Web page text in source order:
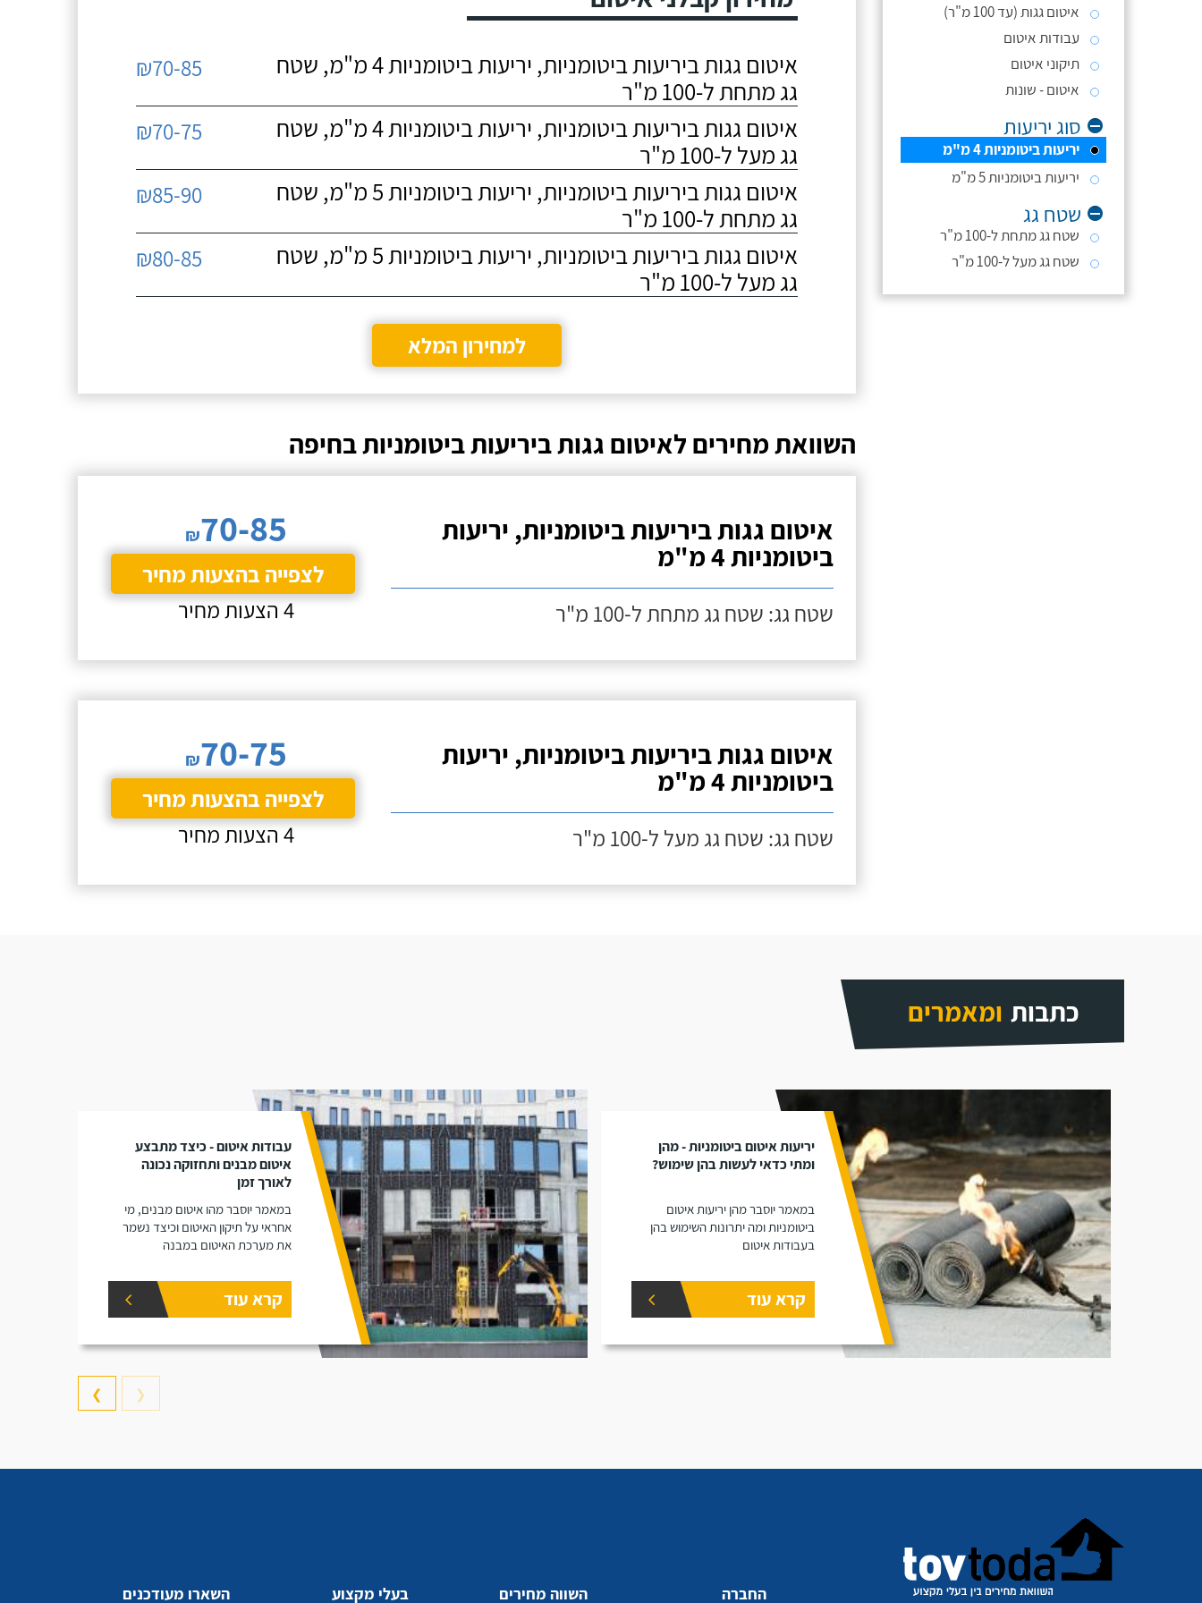
איטום גגות (עד 100 מ"ר)
עבודות איטום
תיקוני איטום
איטום - שונות
סוג יריעות
יריעות ביטומניות 4 מ"מ
יריעות ביטומניות 5 מ"מ
שטח גג
שטח גג מתחת ל-100 מ"ר
שטח גג מעל ל-100 מ"ר
חיפשנו בעל מקצוע
לאחר סקר שוק
שעשינו, החלטנו
לעבוד עם "חלבי רביע
עבודות האיטום אך
האיכות של העבודות
בבן אדם שאפשר
לסמוך עליו.
איטום גגות ביריעות ביטומניות, יריעות ביטומניות 4 מ"מ, שטח
גג מתחת ל-100 מ"ר
₪70-85
איטום גגות ביריעות ביטומניות, יריעות ביטומניות 4 מ"מ, שטח
גג מעל ל-100 מ"ר
₪70-75
איטום גגות ביריעות ביטומניות, יריעות ביטומניות 5 מ"מ, שטח
גג מתחת ל-100 מ"ר
₪85-90
איטום גגות ביריעות ביטומניות, יריעות ביטומניות 5 מ"מ, שטח
גג מעל ל-100 מ"ר
₪80-85
למחירון המלא
השוואת מחירים לאיטום גגות ביריעות ביטומניות בחיפה
איטום גגות ביריעות ביטומניות, יריעות
ביטומניות 4 מ"מ
שטח גג: שטח גג מתחת ל-100 מ"ר
₪70-85
לצפייה בהצעות מחיר
4 הצעות מחיר
איטום גגות ביריעות ביטומניות, יריעות
ביטומניות 4 מ"מ
שטח גג: שטח גג מעל ל-100 מ"ר
₪70-75
לצפייה בהצעות מחיר
4 הצעות מחיר
כתבות ומאמרים
יריעות איטום ביטומניות - מהן
ומתי כדאי לעשות בהן שימוש?
במאמר יוסבר מהן יריעות איטום
ביטומניות ומה יתרונות השימוש בהן
בעבודות איטום
קרא עוד
עבודות איטום - כיצד מתבצע
איטום מבנים ותחזוקה נכונה
לאורך זמן
במאמר יוסבר מהו איטום מבנים, מי
אחראי על תיקון האיטום וכיצד נשמר
את מערכת האיטום במבנה
קרא עוד
❮
❯
החברה השווה מחירים בעלי מקצוע השארו מעודכנים